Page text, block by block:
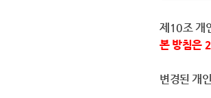
제10조 개
본 방침은
변경된 개